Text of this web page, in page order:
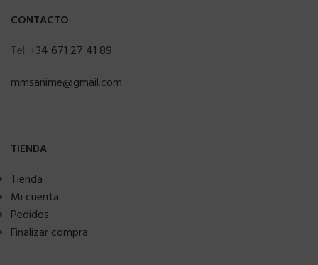
CONTACTO
Tel: +34 671 27 41 89
mmsanime@gmail.com
TIENDA
Tienda
Mi cuenta
Pedidos
Finalizar compra